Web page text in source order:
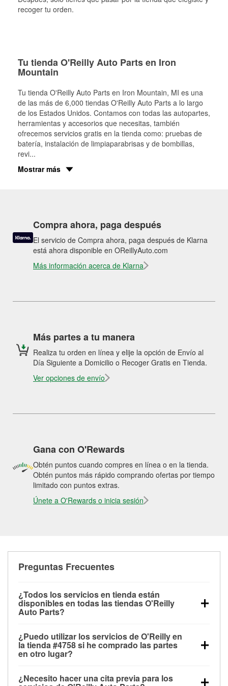
recoger tu orden.
Tu tienda O'Reilly Auto Parts en Iron
Mountain
Tu tienda O'Reilly Auto Parts en Iron Mountain, MI es una
de las más de 6,000 tiendas O'Reilly Auto Parts a lo largo
de los Estados Unidos. Contamos con todas las autopartes,
herramientas y accesorios que necesitas, también
ofrecemos servicios gratis en la tienda como: pruebas de
batería, instalación de limpiaparabrisas y de bombillas,
revi...
Mostrar más
Compra ahora, paga después
El servicio de Compra ahora, paga después de Klarna
está ahora disponible en OReillyAuto.com
Más información acerca de Klarna
Más partes a tu manera
Realiza tu orden en línea y elije la opción de Envío al
Día Siguiente a Domicilio o Recoger Gratis en Tienda.
Ver opciones de envío
Gana con O'Rewards
Obtén puntos cuando compres en línea o en la tienda.
Obtén puntos más rápido comprando ofertas por tiempo
limitado con puntos extras.
Únete a O'Rewards o inicia sesión
Preguntas Frecuentes
¿Todos los servicios en tienda están
disponibles en todas las tiendas O'Reilly
Auto Parts?
las pruebas de batería, pruebas de alternador y
motor de arranque, revisión de la luz “Check Engine”
con O'Reilly VeriScan® e instalación de
limpiaparabrisas o bombillas, están disponibles en
¿Puedo utilizar los servicios de O'Reilly en
la tienda #4758 si he comprado las partes
en otro lugar?
de O'Reilly Auto Parts que estén disponibles en la
¿Necesito hacer una cita previa para los